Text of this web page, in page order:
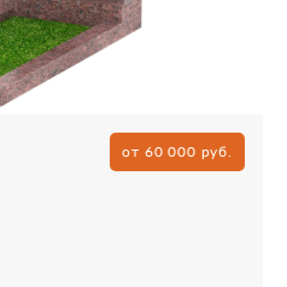
от 60 000 руб.